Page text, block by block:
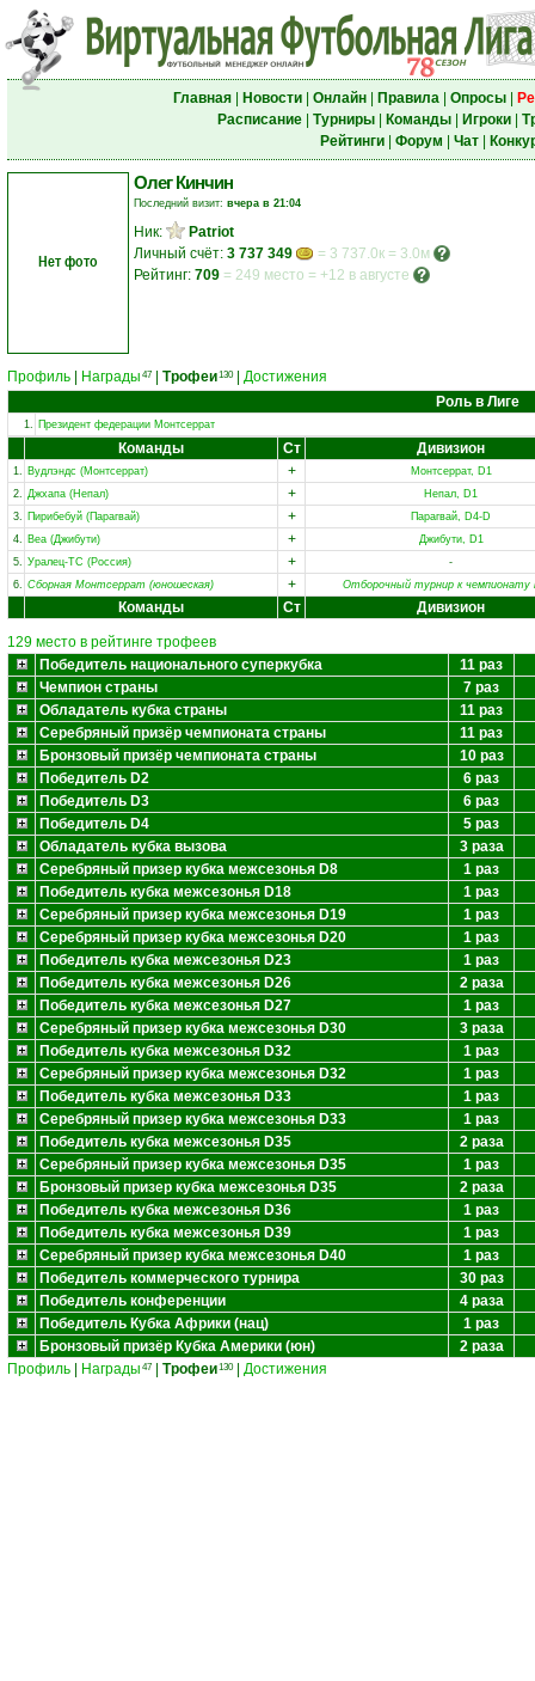
Главная| Новости| Онлайн| Правила| Опросы|
Расписание| Турниры| Команды| Игроки|
Рейтинги| Форум Чат|
Нет фото
Олег Кинчин
Последний визит: вчера в 21:04
Ник:
Patriot
Личный счёт: 3 737 349
= 3 737.0к = 3.0м
Рейтинг: 709 = 249 место = +12 в августе
Профиль Награды 47 Трофеи130| Достижения
Роль в Лиге
1. Президент федерации Монтсеррат
Команды Ст Дивизион
1. Вудлэндс (Монтсеррат) +
Монтсеррат, D1
2. Джхапа (Непал) +
Непал, D1
3. Пирибебуй (Парагвай) +
Парагвай, D4-D
4. Веа (Джибути) +
Джибути, D1
5. Уралец-ТС (Россия) +
-
6. Сборная Монтсеррат (юношеская) + Отборочный турнир к чемпионату
Команды Ст Дивизион
129 место в рейтинге трофеев
Победитель национального суперкубка
11 раз
Чемпион страны
7 раз
Обладатель кубка страны
11 раз
Серебряный призёр чемпионата страны
11 раз
Бронзовый призёр чемпионата страны
10 раз
Победитель D2
6 раз
Победитель D3
6 раз
Победитель D4
5 раз
Обладатель кубка вызова
3 раза
Серебряный призер кубка межсезонья D8
1 раз
Победитель кубка межсезонья D18
1 раз
Серебряный призер кубка межсезонья D19
1 раз
Серебряный призер кубка межсезонья D20
1 раз
Победитель кубка межсезонья D23
1 раз
Победитель кубка межсезонья D26
2 раза
Победитель кубка межсезонья D27
1 раз
Серебряный призер кубка межсезонья D30
3 раза
Победитель кубка межсезонья D32
1 раз
Серебряный призер кубка межсезонья D32
1 раз
Победитель кубка межсезонья D33
1 раз
Серебряный призер кубка межсезонья D33
1 раз
Победитель кубка межсезонья D35
2 раза
Серебряный призер кубка межсезонья D35
1 раз
Бронзовый призер кубка межсезонья D35
2 раза
Победитель кубка межсезонья D36
1 раз
Победитель кубка межсезонья D39
1 раз
Серебряный призер кубка межсезонья D40
1 раз
Победитель коммерческого турнира
30 раз
Победитель конференции
4 раза
Победитель Кубка Африки (нац)
1 раз
Бронзовый призёр Кубка Америки (юн)
2 раза
Профиль
Награды 47 Трофеи130| Достижения